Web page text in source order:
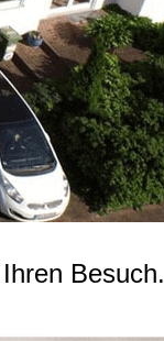
Besuch.